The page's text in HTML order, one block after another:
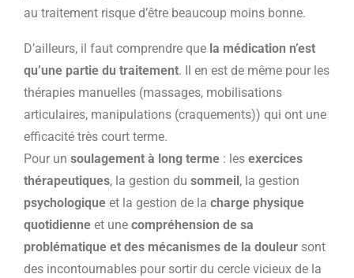
au traitement risque d’être beaucoup moins bonne.
D’ailleurs, il faut comprendre que la médication n’est
qu’une partie du traitement. Il en est de même pour les
thérapies manuelles (massages, mobilisations
articulaires, manipulations (craquements)) qui ont une
efficacité très court terme.
Pour un soulagement à long terme : les exercices
thérapeutiques, la gestion du sommeil , la gestion
psychologique et la gestion de la charge physique
quotidienne et une compréhension de sa
problématique et des mécanismes de la douleur sont
des incontournables pour sortir du cercle vicieux de la